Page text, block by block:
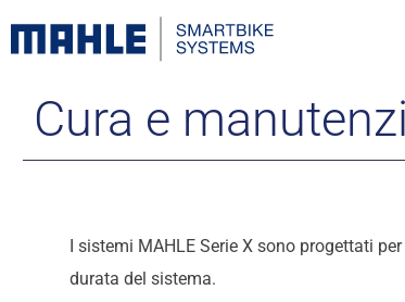
Cura e
I sistemi MAHLE Serie X sono progettati
durata del sistema.